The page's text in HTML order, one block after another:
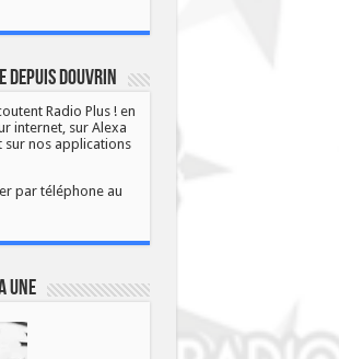
depuis Douvrin
Radio Plus ! en
internet, sur Alexa
nos applications
par téléphone au
une